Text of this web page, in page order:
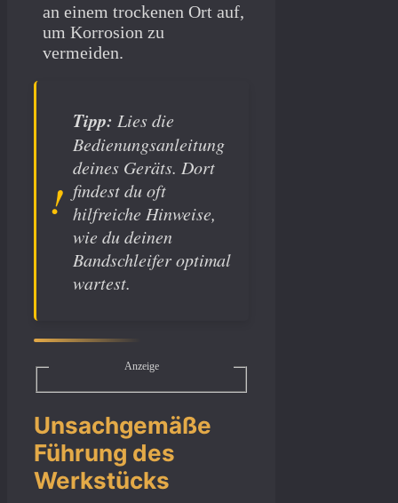
an einem trockenen Ort auf,
um Korrosion zu
vermeiden.
Tipp: Lies die
Bedienungsanleitung
deines Geräts. Dort
findest du oft
hilfreiche Hinweise,
wie du deinen
Bandschleifer optimal
wartest.
Anzeige
Unsachgemäße
Führung des
Werkstücks